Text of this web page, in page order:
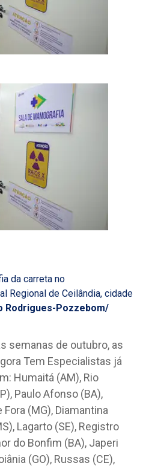
da carreta no
Regional de Ceilândia, cidade
Rodrigues-Pozzebom/
semanas de outubro, as
Tem Especialistas já
Humaitá (AM), Rio
Paulo Afonso (BA),
(MG), Diamantina
Lagarto (SE), Registro
do Bonfim (BA), Japeri
(GO), Russas (CE),